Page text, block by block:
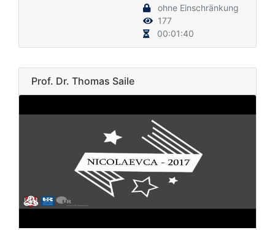
ohne Einschränkung
177
00:01:40
Prof. Dr. Thomas Saile